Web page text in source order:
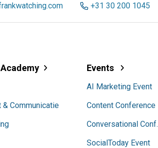
+31 30 200 1045
& Communicatie
Events
AI Marketing Event
Content Conference
Conversational Conf.
SocialToday Event